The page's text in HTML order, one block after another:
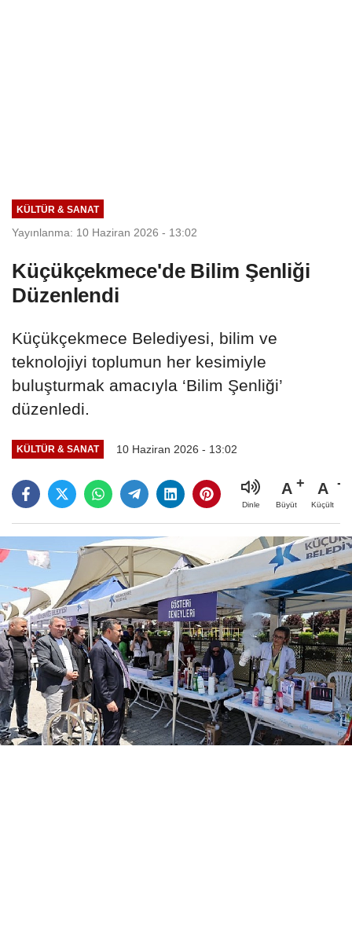
KÜLTÜR & SANAT
Yayınlanma: 10 Haziran 2026 - 13:02
Küçükçekmece'de Bilim Şenliği
Düzenlendi
Küçükçekmece Belediyesi, bilim ve
teknolojiyi toplumun her kesimiyle
buluşturmak amacıyla ‘Bilim Şenliği’
düzenledi.
KÜLTÜR & SANAT 10 Haziran 2026 - 13:02
Dinle
A
Büyüt
A
Küçült